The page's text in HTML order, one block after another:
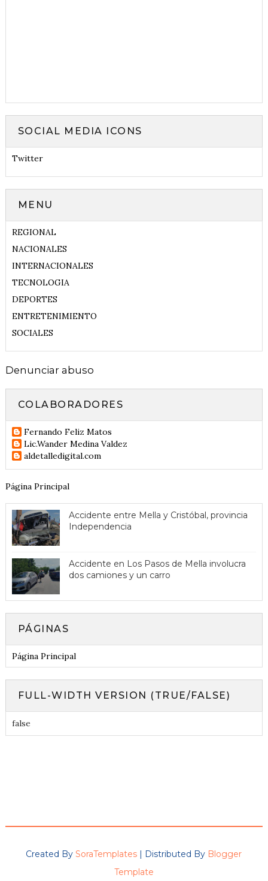
SOCIAL MEDIA ICONS
Twitter
MENU
REGIONAL
NACIONALES
INTERNACIONALES
TECNOLOGIA
DEPORTES
ENTRETENIMIENTO
SOCIALES
Denunciar abuso
COLABORADORES
Fernando Feliz Matos
Lic.Wander Medina Valdez
aldetalledigital.com
Página Principal
Accidente entre Mella y Cristóbal, provincia
Independencia
Accidente en Los Pasos de Mella involucra
dos camiones y un carro
PÁGINAS
Página Principal
FULL-WIDTH VERSION (TRUE/FALSE)
false
Created BySoraTemplates | Distributed By Blogger
Template